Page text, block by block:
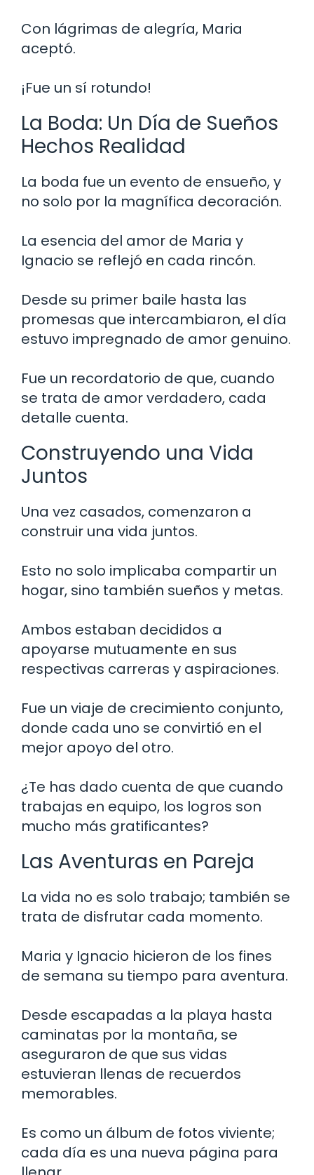
Con lágrimas de alegría, Maria
aceptó.
¡Fue un sí rotundo!
La Boda: Un Día de Sueños
Hechos Realidad
La boda fue un evento de ensueño, y
no solo por la magnífica decoración.
La esencia del amor de Maria y
Ignacio se reflejó en cada rincón.
Desde su primer baile hasta las
promesas que intercambiaron, el día
estuvo impregnado de amor genuino.
Fue un recordatorio de que, cuando
se trata de amor verdadero, cada
detalle cuenta.
Construyendo una Vida
Juntos
Una vez casados, comenzaron a
construir una vida juntos.
Esto no solo implicaba compartir un
hogar, sino también sueños y metas.
Ambos estaban decididos a
apoyarse mutuamente en sus
respectivas carreras y aspiraciones.
Fue un viaje de crecimiento conjunto,
donde cada uno se convirtió en el
mejor apoyo del otro.
¿Te has dado cuenta de que cuando
trabajas en equipo, los logros son
mucho más gratificantes?
Las Aventuras en Pareja
La vida no es solo trabajo; también se
trata de disfrutar cada momento.
Maria y Ignacio hicieron de los fines
de semana su tiempo para aventura.
Desde escapadas a la playa hasta
caminatas por la montaña, se
aseguraron de que sus vidas
estuvieran llenas de recuerdos
memorables.
Es como un álbum de fotos viviente;
cada día es una nueva página para